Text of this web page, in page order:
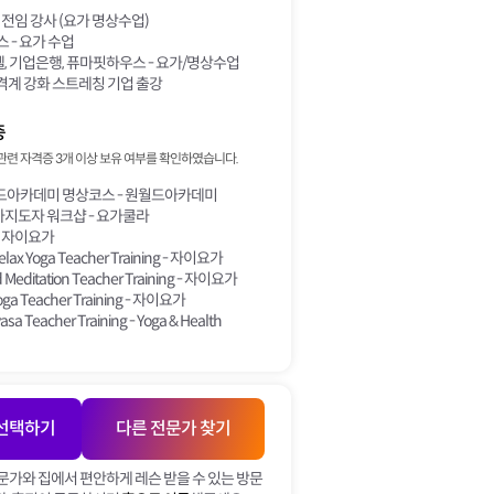
임 강사 (요가 명상수업)
- 요가 수업
기업은행, 퓨마핏하우스 - 요가/명상수업
계 강화 스트레칭 기업 출강
련 자격증 3개 이상 보유 여부를 확인하였습니다.
아카데미 명상코스 - 원월드아카데미
워크샵 - 요가쿨라
이요가
Yoga Teacher Training - 자이요가
Teacher Training - 자이요가
Teacher Training - 자이요가
Teacher Training - Yoga & Health
택하기 다른 전문가 찾기
가와 집에서 편안하게 레슨 받을 수 있는 방문